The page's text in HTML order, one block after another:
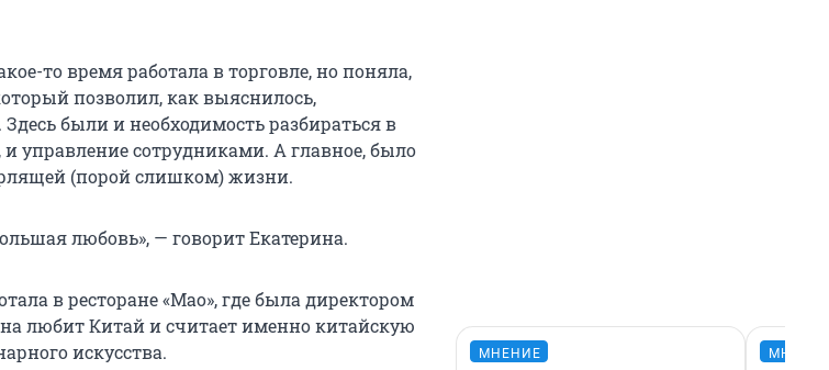
то время работала в торговле, но поняла,
позволил, как выяснилось,
были и необходимость разбираться в
управление сотрудниками. А главное, было
(порой слишком) жизни.
любовь», — говорит Екатерина.
в ресторане «Мао», где была директором
любит Китай и считает именно китайскую
искусства.
МНЕНИЕ